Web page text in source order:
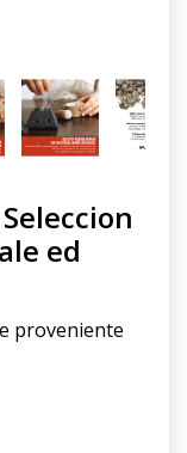
ed
proveniente